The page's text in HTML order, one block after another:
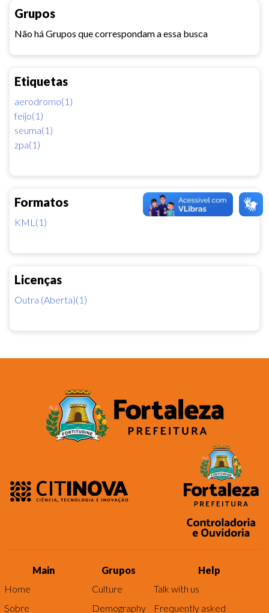
Grupos
Não há Grupos que correspondam a essa busca
Etiquetas
aerodromo(1)
feijo(1)
seuma(1)
zpa(1)
Formatos
KML(1)
Licenças
Outra (Aberta)(1)
Main
Home
Sobre
Grupos
Culture
Demography
Help
Talk with us
Frequently asked